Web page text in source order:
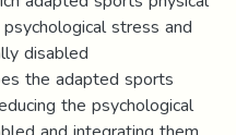
stress and
disabled
the adapted sports
the psychological